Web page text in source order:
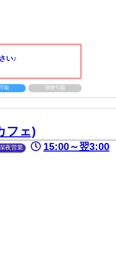
い♪
能 喫煙可能
フェ)
夜営業 15:00～翌3:00